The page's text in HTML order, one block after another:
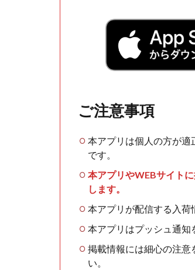
ご注意事項
本アプリは個人の方が適
です。
本アプリやWEBサイト
します。
本アプリが配信する入荷
本アプリはプッシュ通知
掲載情報には細心の注意
い。